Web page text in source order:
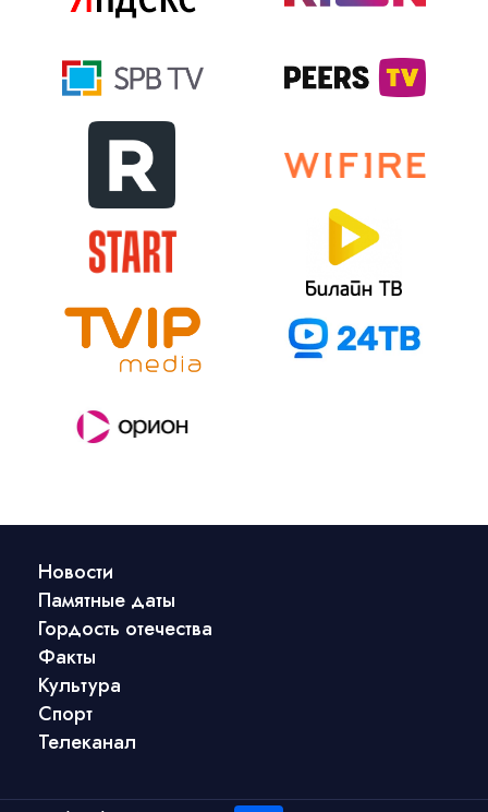
Новости
Памятные даты
Гордость отечества
Факты
Культура
Спорт
Телеканал